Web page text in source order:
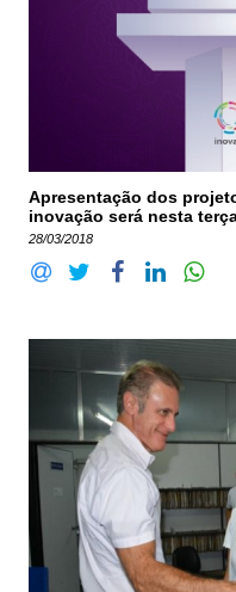
Apresentação dos
inovação será nesta
28/03/2018